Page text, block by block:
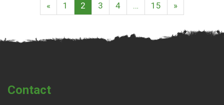
« 1 2 3 4 … 15 »
Contact